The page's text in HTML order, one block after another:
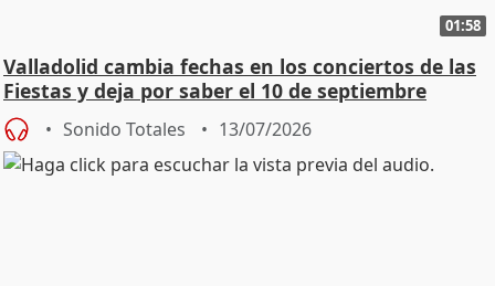
01:58
Valladolid cambia fechas en los conciertos de las
Fiestas y deja por saber el 10 de septiembre
Sonido Totales 13/07/2026